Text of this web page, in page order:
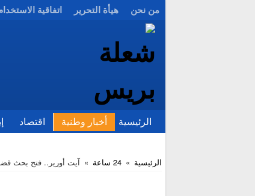
من نحن هيأة التحرير اتفاقية
الرئيسية أخبار وطنية اقتصاد
الرئيسية » 24 ساعة » آيت أورير.. فتح بحث